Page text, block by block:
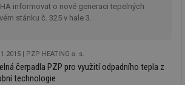
informovat o nové generaci tepelných
stánku č. 325 v hale 3.
PZP HEATING a. s.
čerpadla PZP pro využití odpadního tepla z
technologie